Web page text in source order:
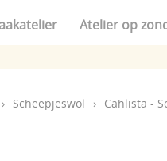
Atelier op
› Scheepjeswol › Cahlista -